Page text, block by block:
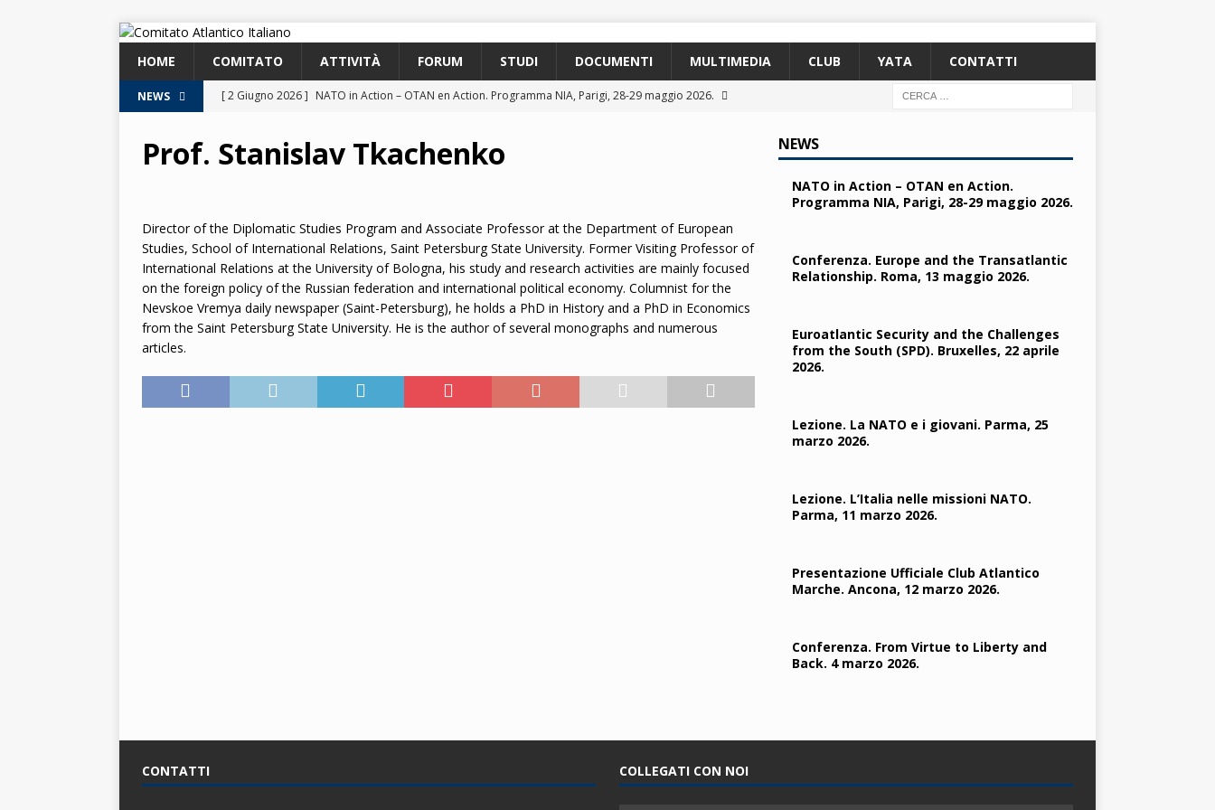
HOME COMITATO ATTIVITÀ FORUM STUDI DOCUMENTI MULTIMEDIA CLUB YATA CONTATTI
NEWS [ 2 Giugno 2026 ] NATO in Action – OTAN en Action. Programma NIA, Parigi, 28-29 maggio 2026.
[ 5 Maggio 2026 ]
Conferenza. Europe and the Transatlantic Relationship. Roma, 13 maggio 2026.
2026.
2026
[ 25 Marzo 2026 ]
Lezione. La NATO e i giovani. Parma, 25 marzo 2026.
[ 25 Marzo 2026 ] Lezione. L’Italia nelle missioni NATO. Parma, 11 marzo 2026. 2026
Prof. Stanislav Tkachenko
Director of the Diplomatic Studies Program and Associate Professor at the Department of European
Studies, School of International Relations, Saint Petersburg State University. Former Visiting Professor of
International Relations at the University of Bologna, his study and research activities are mainly focused
on the foreign policy of the Russian federation and international political economy. Columnist for the
Nevskoe Vremya daily newspaper (Saint-Petersburg), he holds a PhD in History and a PhD in Economics
from the Saint Petersburg State University. He is the author of several monographs and numerous
articles.
NEWS
NATO in Action – OTAN en Action.
Programma NIA, Parigi, 28-29 maggio 2026.
Conferenza. Europe and the Transatlantic
Relationship. Roma, 13 maggio 2026.
Euroatlantic Security and the Challenges
from the South (SPD). Bruxelles, 22 aprile
2026.
Lezione. La NATO e i giovani. Parma, 25
marzo 2026.
Lezione. L’Italia nelle missioni NATO.
Parma, 11 marzo 2026.
Presentazione Ufficiale Club Atlantico
Marche. Ancona, 12 marzo 2026.
Conferenza. From Virtue to Liberty and
Back. 4 marzo 2026.
CONTATTI COLLEGATI CON NOI